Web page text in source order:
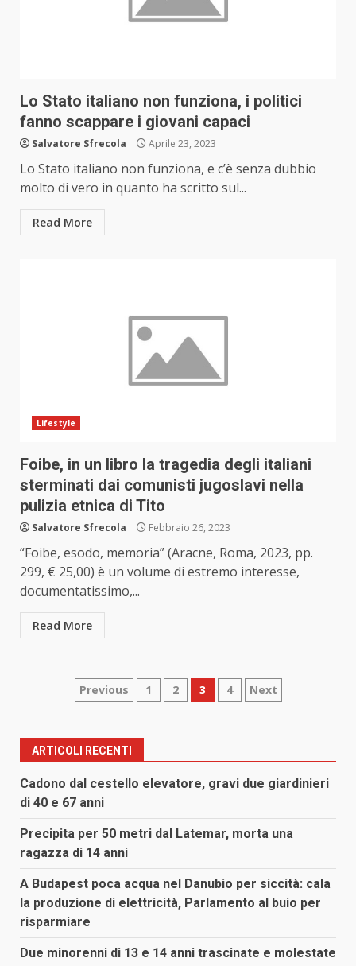
Lo Stato italiano non funziona, i politici
fanno scappare i giovani capaci
Salvatore Sfrecola Aprile 23, 2023
Lo Stato italiano non funziona, e c’è senza dubbio
molto di vero in quanto ha scritto sul...
Read More
Lifestyle
Foibe, in un libro la tragedia degli italiani
sterminati dai comunisti jugoslavi nella
pulizia etnica di Tito
Salvatore Sfrecola Febbraio 26, 2023
“Foibe, esodo, memoria” (Aracne, Roma, 2023, pp.
299, € 25,00) è un volume di estremo interesse,
documentatissimo,...
Read More
Paginazione
articoli
Previous 1 2 3 4 Next
ARTICOLI RECENTI
Cadono dal cestello elevatore, gravi due giardinieri
di 40 e 67 anni
Precipita per 50 metri dal Latemar, morta una
ragazza di 14 anni
A Budapest poca acqua nel Danubio per siccità: cala
la produzione di elettricità, Parlamento al buio per
risparmiare
Due minorenni di 13 e 14 anni trascinate e molestate